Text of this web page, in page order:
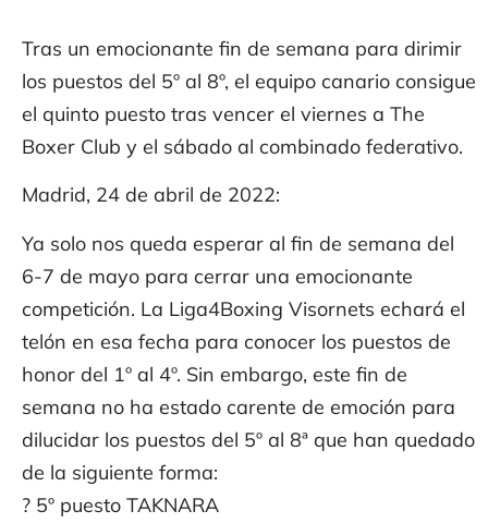
Tras un emocionante fin de semana para dirimir
los puestos del 5º al 8º, el equipo canario consigue
el quinto puesto tras vencer el viernes a The
Boxer Club y el sábado al combinado federativo.
Madrid, 24 de abril de 2022:
Ya solo nos queda esperar al fin de semana del
6-7 de mayo para cerrar una emocionante
competición. La Liga4Boxing Visornets echará el
telón en esa fecha para conocer los puestos de
honor del 1º al 4º. Sin embargo, este fin de
semana no ha estado carente de emoción para
dilucidar los puestos del 5º al 8ª que han quedado
de la siguiente forma:
? 5º puesto TAKNARA